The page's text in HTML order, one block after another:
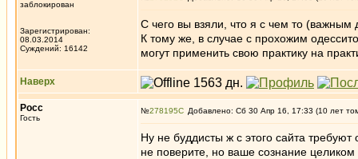
заблокирован
Зарегистрирован:
08.03.2014
Суждений: 16142
С чего вы взяли, что я с чем то
К тому же, в случае с прохожим
могут применить свою практику на
Наверх
Росс
Гость
№278195 Добавлено: Сб 30 Апр 16, 17:33 (10 лет
Ну не буддисты ж с этого сайта
не поверите, но ваше сознание